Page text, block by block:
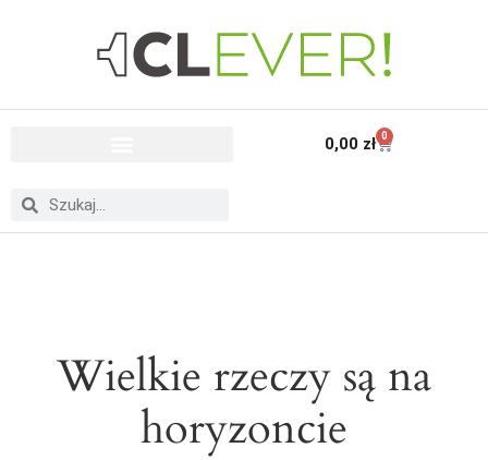
0,00 zł 0
Wielkie rzeczy są na
horyzoncie